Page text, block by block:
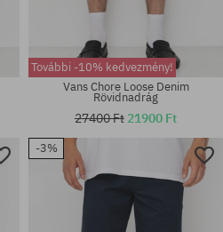
Elérhető méretek:
30; 32; 34
További -10% kedvezmény!
Vans Chore Loose Denim
Rövidnadrág
27400 Ft 21900 Ft
-3%